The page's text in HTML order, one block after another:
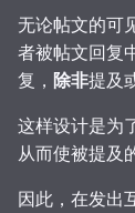
无论帖文的可
者被帖文回复
复， 除非提及
这样设计是为
从而使被提及
因此，在发出